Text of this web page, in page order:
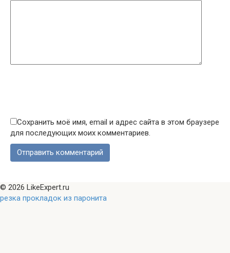
Сохранить моё имя, email и адрес сайта в этом браузере
для последующих моих комментариев.
© 2026 LikeExpert.ru
резка прокладок из паронита